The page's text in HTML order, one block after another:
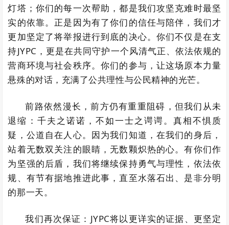
灯塔；你们的每一次帮助，都是我们攻坚克难时最坚
实的依靠。正是因为有了你们的信任与陪伴，我们才
更加坚定了将举报进行到底的决心。你们不仅是在支
持JYPC，更是在共同守护一个风清气正、依法依规的
营商环境与社会秩序。你们的参与，让这场原本力量
悬殊的对话，充满了公共理性与公民精神的光芒。
前路依然漫长，前方仍有重重阻碍，但我们从未
退缩：千夫之诺诺，不如一士之谔谔。真相不惧质
疑，公道自在人心。因为我们知道，在我们的身后，
站着无数双关注的眼睛，无数颗炽热的心。有你们作
为坚强的后盾，我们将继续保持勇气与理性，依法依
规、有节有据地推进此事，直至水落石出、是非分明
的那一天。
我们再次保证：JYPC将以更详实的证据、更坚定